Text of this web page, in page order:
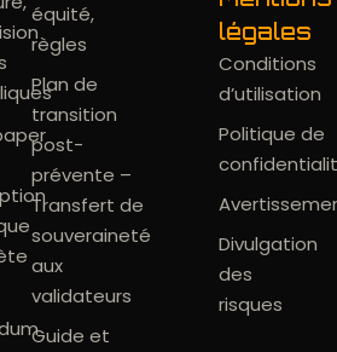
équité,
règles
Plan de
transition
post-
prévente –
Transfert de
souveraineté
aux
validateurs
Guide et
légales
Conditions
d’utilisation
Politique de
Divulgation
des
risques